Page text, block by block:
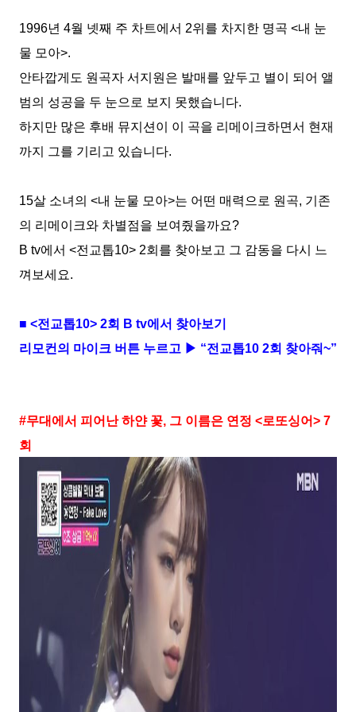
1996년 4월 넷째 주 차트에서 2위를 차지한 명곡 <내 눈
물 모아>.
안타깝게도 원곡자 서지원은 발매를 앞두고 별이 되어 앨
범의 성공을 두 눈으로 보지 못했습니다.
하지만 많은 후배 뮤지션이 이 곡을 리메이크하면서 현재
까지 그를 기리고 있습니다.
15살 소녀의 <내 눈물 모아>는 어떤 매력으로 원곡, 기존
의 리메이크와 차별점을 보여줬을까요?
B tv에서 <전교톱10> 2회를 찾아보고 그 감동을 다시 느
껴보세요.
■ <전교톱10> 2회 B tv에서 찾아보기
리모컨의 마이크 버튼 누르고 ▶ “전교톱10 2회 찾아줘~”
#무대에서 피어난 하얀 꽃, 그 이름은 연정 <로또싱어> 7
회